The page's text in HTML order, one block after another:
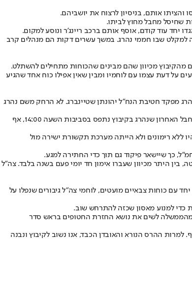
שחיסל מחבל מחוץ לביתו.
למקלט שבו חממי נהרג. במשך עשרים דקות הם מנהלים קרב
מכיוון שהם מבינים שהכוחות מתחילים להשתלט.
על דעת עצמו עם לוחמיו ומבין שאין אפילו כוח אחד שהגיע
מפקד חטיבת הנח"ל יהונתן שטיינברג. לא הרחק משם נהרג
בשעה 13:37 מגיעה לקיבוץ מחלקה של גדוד ביסל"ח, בהמשך מגיעים גם לוחמי ימ"ס ובה"ד 1. הם סורקים בית בית והורגים שני מחבלים שמתחבאים בממ"ד. המחבל האחרון שנהרג בקיבוץ נתפס בסביבות השעה 14:00, אף
ללא רימונים ולא הייתה מערכת תקשורת ישירה מול
כך שיישאר פיקוד גם תוך כדי החתירה למגע.
הכוננות של נירים הייתה ברמה בינונית ומטה, בין היתר מכיוון שעברו אימון חד יומי פעם בשנה בלבד. צה"ל
עם כוחות צבאיים מועטים, לוחמי צה"ל גיבורים שנפלו על
למנוע מאסון שכזה להתרחש שוב.
מהממשלה לשים את נושא החזרת החטופים בראש סדר
ההרס הנורא והאובדן הכבד, אנו נשוב לקיבוץ ונבנה